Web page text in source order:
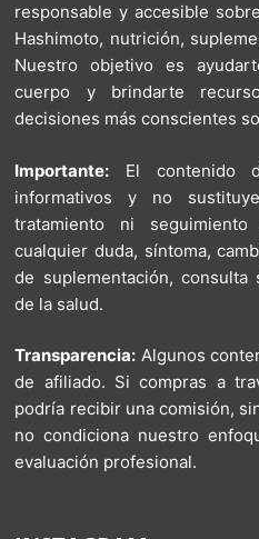
responsable y accesible
Hashimoto, nutrición,
Nuestro objetivo es
cuerpo y brindarte
decisiones más conscientes
Importante: El contenido
informativos y no
tratamiento ni
cualquier duda, síntoma,
de suplementación,
de la salud.
Transparencia: Algunos
de afiliado. Si compras a
podría recibir una comisión,
no condiciona nuestro
evaluación profesional.